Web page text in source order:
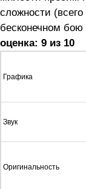
сложности
бесконечном
оценка: 9 из 10
Графика
Звук
Оригинальность